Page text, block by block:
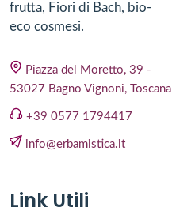
frutta, Fiori di Bach, bio-
eco cosmesi.
Piazza del Moretto, 39 -
53027 Bagno Vignoni, Toscana
+39 0577 1794417
info@erbamistica.it
Link Utili